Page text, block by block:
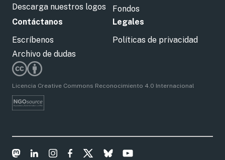
Descarga nuestros logos
Fondos
Contáctanos
Escríbenos
Archivo de dudas
Legales
Políticas de privacidad
Licencia Creative Commons Reconocimiento 4.0 Internacional